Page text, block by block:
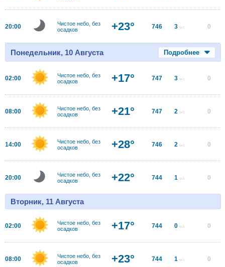
20:00
Чистое небо, без
осадков
+23° 746 3 м/с 0
Понедельник, 10 Августа Подробнее
02:00
Чистое небо, без
осадков
+17° 747 3 м/с 0
08:00
Чистое небо, без
осадков
+21° 747 2 м/с 0
14:00
Чистое небо, без
осадков
+28° 746 2 м/с 0
20:00
Чистое небо, без
осадков
+22° 744 1 м/с 0
Вторник, 11 Августа
02:00
Чистое небо, без
осадков
+17° 744 0 м/с 0
08:00
Чистое небо, без
осадков
+23° 744 1 м/с 0